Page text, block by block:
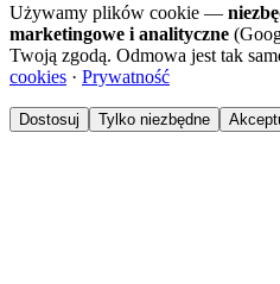
Używamy plików cookie —
marketingowe i analityczne
Twoją zgodą. Odmowa jest tak
cookies · Prywatność
Dostosuj Tylko niezbędne